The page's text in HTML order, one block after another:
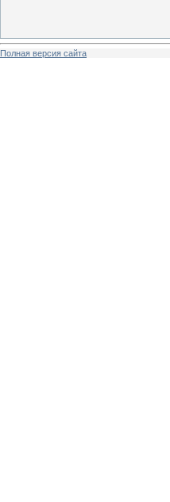
Полная версия сайта